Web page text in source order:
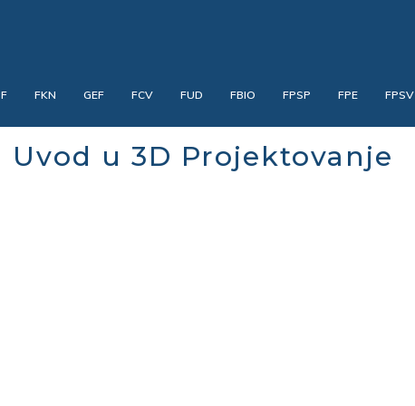
FKN GEF FCV FUD FBIO FPSP FPE FPSV
Uvod u 3D Projektovanje